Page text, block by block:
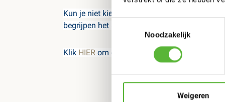
Noodzakelijk
Weigeren
Kun je niet kiezen, wil je niet kiezen of gun
begrijpen het allemaal! Geef dan een
Klik HIER om direct naar de bonnen te gaan.